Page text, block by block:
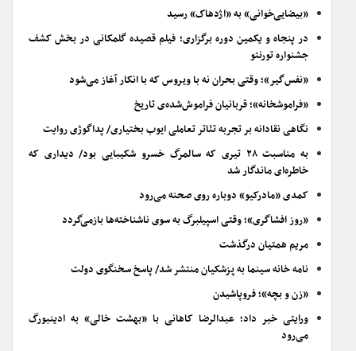
«بیضایی‌خوانی» به «اژدهاک» رسید
در پنجاه و یکمین دوره برگزاری؛ فیلم قصیده گلمکانی در بخش کشف
جشنواره تورنتو
«نفس‌گیر»؛ وقتی بحران نه با ویروس که با انکار آغاز می‌شود
«فراموشخانه»؛ قربانیان فراموش‌شده‌ی تاریخ
نگاهی نقادانه بر تجربه تئاتر تعاملی ایوب بختیاری/ پداگوژی روایت
به مناسبت ۲۸ تیری که سالمرگ خسرو شکیبایی بود/ دیداری که
خاطره‌ای ماندگار شد
کمدی «مادرکیو» دوباره روی صحنه می‌رود
«روز افشاگری»؛ وقتی اسپیلبرگ به سوی ناشناخته‌ها بازمی‌گردد
مریم همتیان درگذشت
نامه خانه سینما به پزشکیان منتشر شد/ پاسخ سخنگوی دولت
«زن و بچه»؛ فروپاشیدن
ورایتی خبر داد؛ عبدالرضا کاهانی با «بهشت خالی» به ادینبورگ
می‌رود